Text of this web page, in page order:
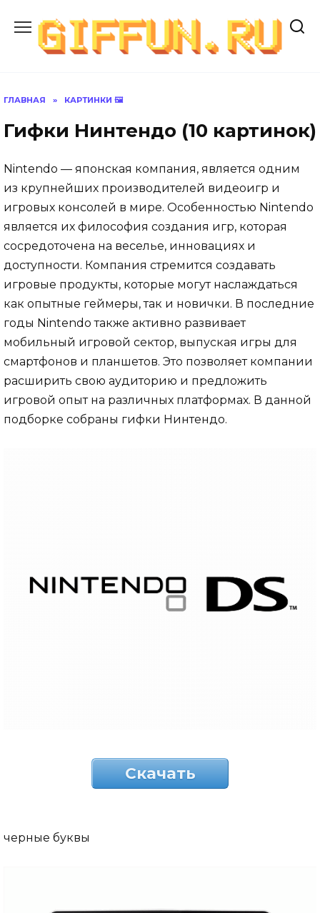
содержанию
ГЛАВНАЯ » КАРТИНКИ 🖼
Гифки Нинтендо (10 картинок)
Nintendo — японская компания, является одним
из крупнейших производителей видеоигр и
игровых консолей в мире. Особенностью Nintendo
является их философия создания игр, которая
сосредоточена на веселье, инновациях и
доступности. Компания стремится создавать
игровые продукты, которые могут наслаждаться
как опытные геймеры, так и новички. В последние
годы Nintendo также активно развивает
мобильный игровой сектор, выпуская игры для
смартфонов и планшетов. Это позволяет компании
расширить свою аудиторию и предложить
игровой опыт на различных платформах. В данной
подборке собраны гифки Нинтендо.
Скачать
черные буквы